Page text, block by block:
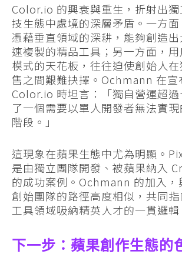
Color.io 的興衰與重生，折射出
技生態中處境的深層矛盾。一方
憑藉垂直領域的深耕，能夠創造
速複製的精品工具；另一方面，
模式的天花板，往往迫使創始人
售之間艱難抉擇。Ochmann 在宣
Color.io 時坦言：「獨自營運超過
了一個需要以單人開發者無法實
階段。」
這現象在蘋果生態中尤為明顯。
是由獨立團隊開發、被蘋果納入
的成功案例。Ochmann 的加入
創始團隊的路徑高度相似，共同
工具領域吸納精英人才的一貫邏輯
下一步：蘋果創作生態的